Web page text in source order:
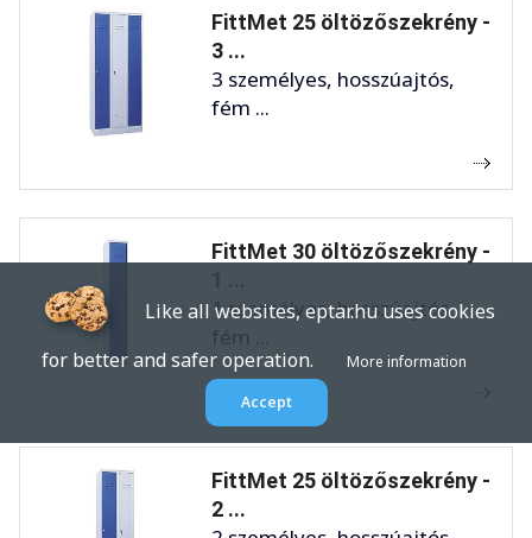
FittMet 25 öltözőszekrény -
3 ...
3 személyes, hosszúajtós,
fém ...
FittMet 30 öltözőszekrény -
1 személyes, hosszúajtós,
fém ...
FittMet 25 öltözőszekrény -
2 ...
Like all websites, eptar.hu uses cookies
for better and safer operation.
More information
Accept